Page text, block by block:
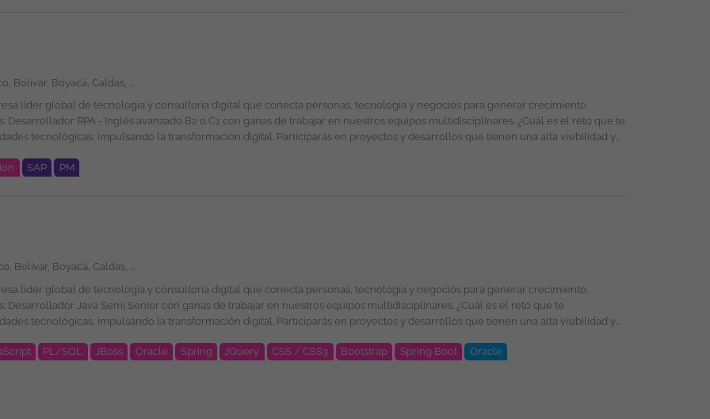
de la plantilla y garantizando la igualdad de oportunidades en su selección, formación y promoción ofreciendo un entorno
es divulgada a través de ticjob.co
en su selección, formación y promoción ofreciendo un entorno de trabajo libre de cualquier discriminación por
SAP PM
Amazonas, Antioquia, Arauca, Atlántico, Bolívar, Boyacá, Caldas, Caquetá, Casanare, Cauca, Cesar, Chocó, Córdoba, Cundinamarca, Guainía, Guaviare, Huila, La Guajira, Magdalena, Meta, Nariño, Norte de Santander, Putumayo, Quindío, Risaralda, Santander, Sucre, Tolima, Valle del Cauca, Vaupés, Vichada, San Andrés, Providencia y Santa Catalina, Bogotá
PL/SQL JBoss Oracle Spring JQuery CSS / CSS3 Bootstrap Spring Boot
Oracle